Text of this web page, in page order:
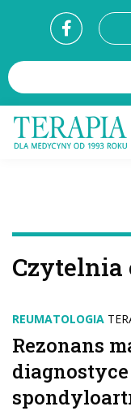
REUMATOLOGIA
Rezonans